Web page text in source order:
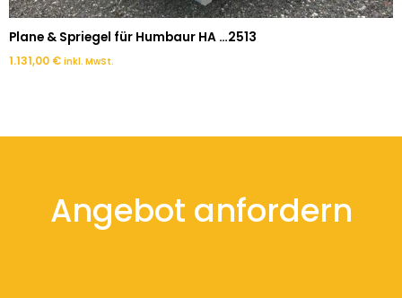
Plane & Spriegel für Humbaur HA …2513
1.131,00 € inkl. MwSt.
Angebot anfordern